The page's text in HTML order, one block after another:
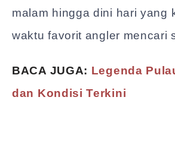
malam hingga dini hari yang
waktu favorit angler mencari
BACA JUGA: Legenda
dan Kondisi Terkini